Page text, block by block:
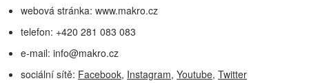
webová stránka: www.makro.cz
telefon: +420 281 083 083
e-mail: info@makro.cz
sociální sítě: Facebook, Instagram, Youtube, Twitter